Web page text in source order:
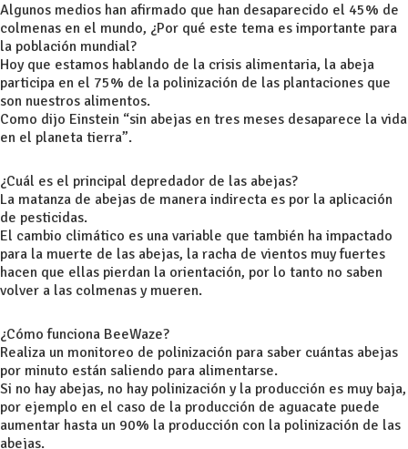
Algunos medios han afirmado que han desaparecido el 45% de
colmenas en el mundo, ¿Por qué este tema es importante para
la población mundial?
Hoy que estamos hablando de la crisis alimentaria, la abeja
participa en el 75% de la polinización de las plantaciones que
son nuestros alimentos.
Como dijo Einstein “sin abejas en tres meses desaparece la vida
en el planeta tierra”.
¿Cuál es el principal depredador de las abejas?
La matanza de abejas de manera indirecta es por la aplicación
de pesticidas.
El cambio climático es una variable que también ha impactado
para la muerte de las abejas, la racha de vientos muy fuertes
hacen que ellas pierdan la orientación, por lo tanto no saben
volver a las colmenas y mueren.
¿Cómo funciona BeeWaze?
Realiza un monitoreo de polinización para saber cuántas abejas
por minuto están saliendo para alimentarse.
Si no hay abejas, no hay polinización y la producción es muy baja,
por ejemplo en el caso de la producción de aguacate puede
aumentar hasta un 90% la producción con la polinización de las
abejas.